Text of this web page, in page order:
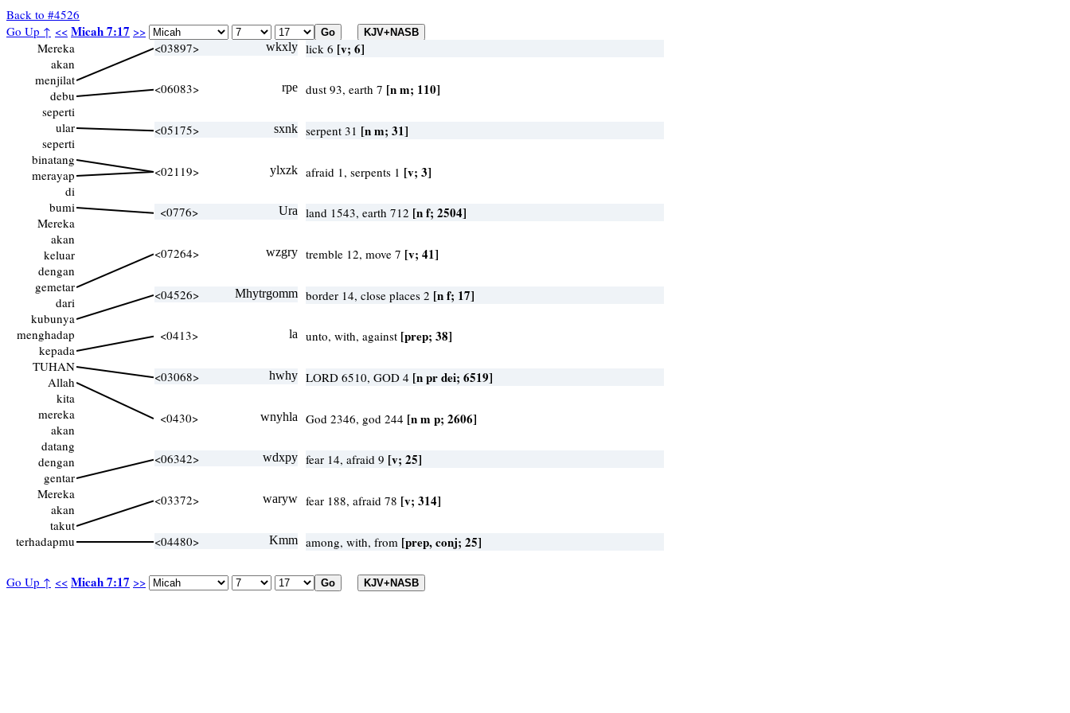
Back to #4526
Go Up ↑ << Micah 7:17 >>
Go Up ↑ << Micah 7:17 >>
Mereka
akan
menjilat
debu
seperti
ular
seperti
binatang
merayap
di
bumi
Mereka
akan
keluar
dengan
gemetar
dari
kubunya
menghadap
kepada
TUHAN
Allah
kita
mereka
akan
datang
dengan
gentar
Mereka
akan
takut
terhadapmu
<03897> wkxly lick 6 [v; 6]
<06083> rpe dust 93, earth 7 [n m; 110]
<05175> sxnk serpent 31 [n m; 31]
<02119> ylxzk afraid 1, serpents 1 [v; 3]
<0776> Ura land 1543, earth 712 [n f; 2504]
<07264> wzgry tremble 12, move 7 [v; 41]
<04526> Mhytrgomm border 14, close places 2 [n f; 17]
<0413> la unto, with, against [prep; 38]
<03068> hwhy LORD 6510, GOD 4 [n pr dei; 6519]
<0430> wnyhla God 2346, god 244 [n m p; 2606]
<06342> wdxpy fear 14, afraid 9 [v; 25]
<03372> waryw fear 188, afraid 78 [v; 314]
<04480> Kmm among, with, from [prep, conj; 25]